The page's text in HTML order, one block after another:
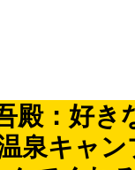
殿：好
泉キャン